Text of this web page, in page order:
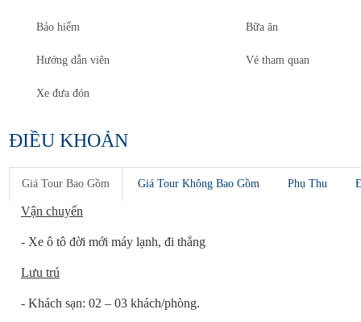
Bảo hiểm Bữa ăn
Hướng dẫn viên Vé tham quan
Xe đưa đón
ĐIỀU KHOẢN
Giá Tour Bao Gồm Giá Tour Không Bao Gồm Phụ Thu
Vận chuyển
- Xe ô tô đời mới máy lạnh, đi thẳng
Lưu trú
- Khách sạn: 02 – 03 khách/phòng.